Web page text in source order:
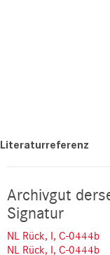
Literaturreferenz
Archivgut
Signatur
NL Rück, I, C-0444b
NL Rück, I, C-0444b